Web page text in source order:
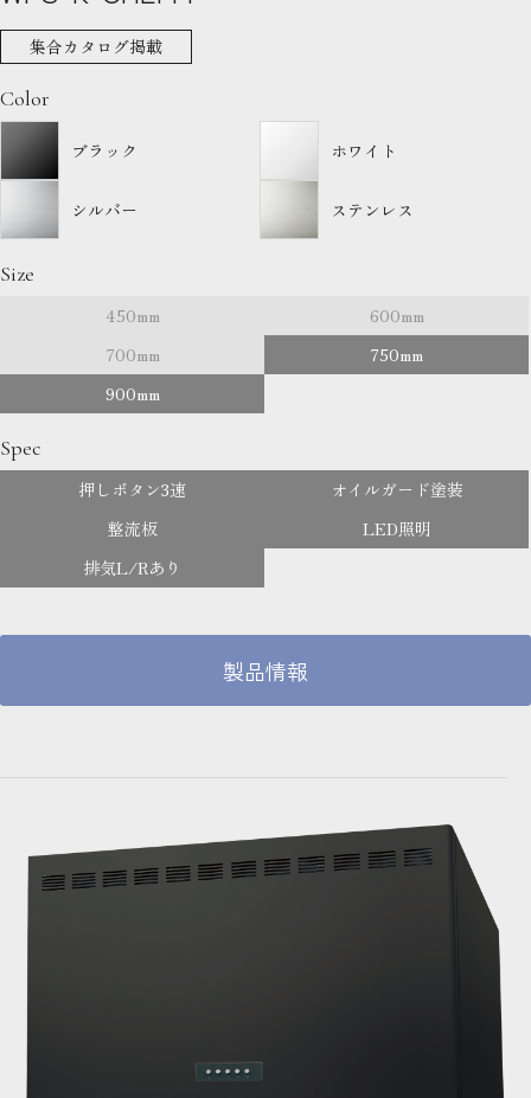
集合カタログ掲載
Color
ブラック ホワイト
シルバー ステンレス
Size
450mm
600mm
700mm
750mm
900mm
Spec
押しボタン3速
オイルガード塗装
整流板
LED照明
排気L/Rあり
製品情報